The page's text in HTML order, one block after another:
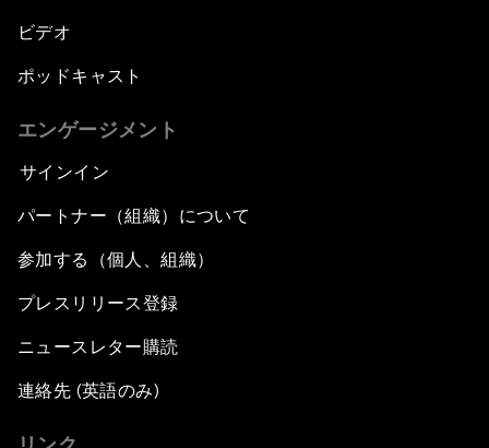
ビデオ
ポッドキャスト
エンゲージメント
サインイン
パートナー（組織）について
参加する（個人、組織）
プレスリリース登録
ニュースレター購読
連絡先 (英語のみ)